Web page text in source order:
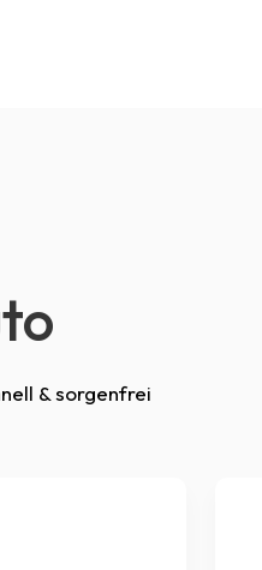
& sorgenfrei